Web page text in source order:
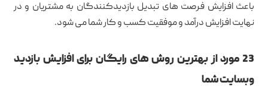
باعث افزایش فرصت های تبدیل بازدیدکنندگان به مشتریان و در
نهایت افزایش درآمد و موفقیت کسب و کار شما می شود.
23 مورد از بهترین روش های رایگان برای افزایش بازدید
وبسایت شما